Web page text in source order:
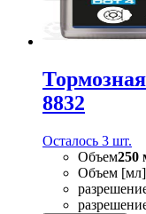
8832
Осталось 3 шт.
Объем250
Объем [мл]